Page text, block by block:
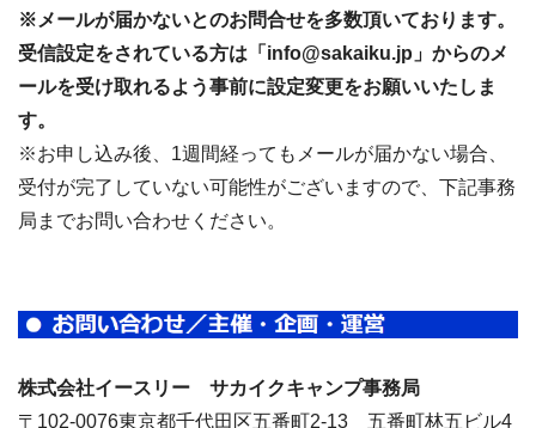
※メールが届かないとのお問合せを多数頂いております。
受信設定をされている方は「info@sakaiku.jp」からのメ
ールを受け取れるよう事前に設定変更をお願いいたしま
す。
※お申し込み後、1週間経ってもメールが届かない場合、
受付が完了していない可能性がございますので、下記事務
局までお問い合わせください。
株式会社イースリー サカイクキャンプ事務局
〒102-0076東京都千代田区五番町2-13 五番町林五ビル4